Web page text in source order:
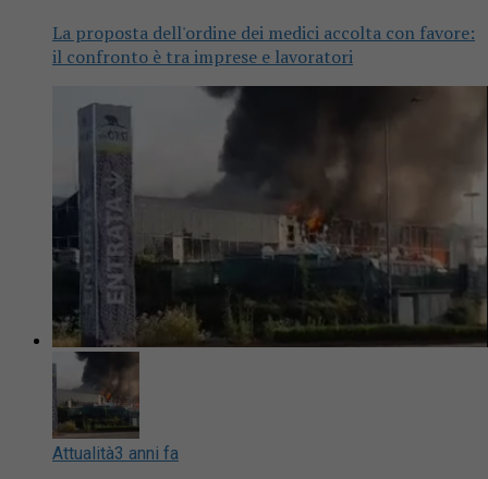
La proposta dell'ordine dei medici accolta con favore:
il confronto è tra imprese e lavoratori
Attualità3 anni fa